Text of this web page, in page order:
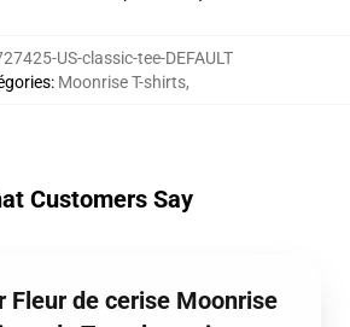
US-classic-tee-DEFAULT
: Moonrise T-shirts,
Customers Say
Fleur de cerise Moonrise